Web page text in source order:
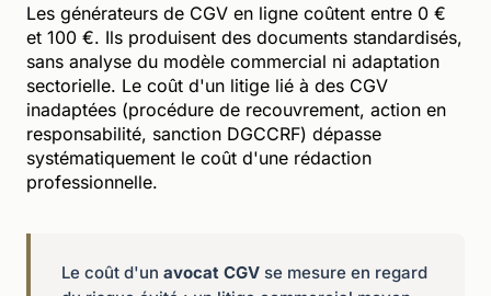
Les générateurs de CGV en ligne coûtent entre 0 €
et 100 €. Ils produisent des documents standardisés,
sans analyse du modèle commercial ni adaptation
sectorielle. Le coût d'un litige lié à des CGV
inadaptées (procédure de recouvrement, action en
responsabilité, sanction DGCCRF) dépasse
systématiquement le coût d'une rédaction
professionnelle.
Le coût d'un avocat CGV se mesure en regard